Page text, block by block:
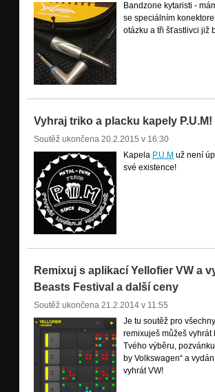
Bandzone kytaristi -
se speciálním
otázku a tři šťastlivci již
Vyhraj triko a placku kapely P.U.M!
Soutěž ukončena 20.2.2015 v 16:30
Kapela P.U.M už není
své existence!
Remixuj s aplikací Yellofier VW a
Beasts Festival a další ceny
Soutěž ukončena 21.2.2014 v 11:55
Je tu soutěž pro
remixuješ můžeš vyhrát
Tvého výběru,
by Volkswagen“ a
vyhrát VW!